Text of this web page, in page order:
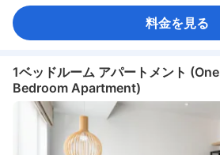
料金を見る
1ベッドルーム アパートメント (One
Bedroom Apartment)